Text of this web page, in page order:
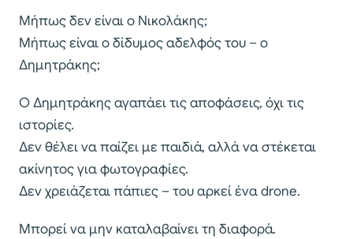
Μήπως δεν είναι ο Νικολάκης;
Μήπως είναι ο δίδυμος αδελφός του – ο
Δημητράκης;
Ο Δημητράκης αγαπάει τις αποφάσεις, όχι τις
ιστορίες.
Δεν θέλει να παίζει με παιδιά, αλλά να στέκεται
ακίνητος για φωτογραφίες.
Δεν χρειάζεται πάπιες – του αρκεί ένα drone.
Μπορεί να μην καταλαβαίνει τη διαφορά.